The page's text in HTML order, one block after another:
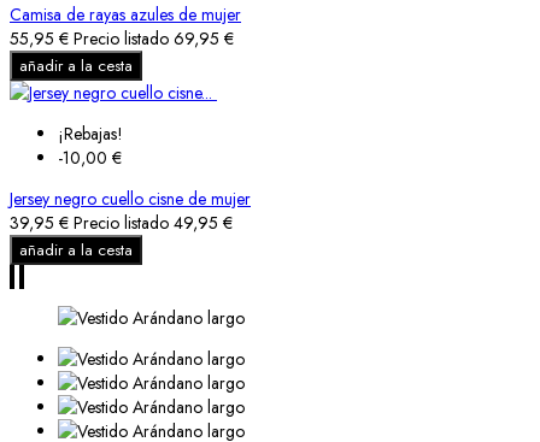
Camisa de rayas azules de mujer
55,95 € Precio listado 69,95 €
añadir a la cesta
¡Rebajas!
-10,00 €
Jersey negro cuello cisne de mujer
39,95 € Precio listado 49,95 €
añadir a la cesta